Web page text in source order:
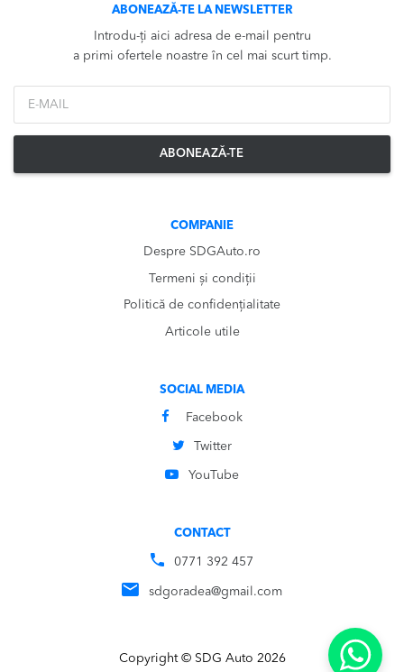
ABONEAZĂ-TE LA NEWSLETTER
Introdu-ți aici adresa de e-mail pentru
a primi ofertele noastre în cel mai scurt timp.
ABONEAZĂ-TE
COMPANIE
Despre SDGAuto.ro
Termeni și condiții
Politică de confidențialitate
Articole utile
SOCIAL MEDIA
Facebook
Twitter
YouTube
CONTACT
0771 392 457
sdgoradea@gmail.com
Copyright © SDG Auto 2026